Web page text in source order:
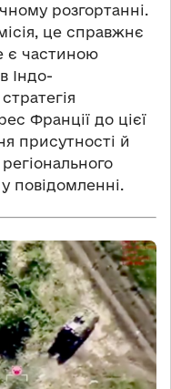
розгортанні.
це справжнє
є частиною
Індо-
Франції до цієї
присутності й
повідомленні.